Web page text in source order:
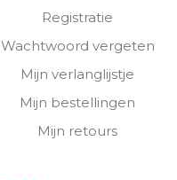
Registratie
Wachtwoord vergeten
Mijn verlanglijstje
Mijn bestellingen
Mijn retours